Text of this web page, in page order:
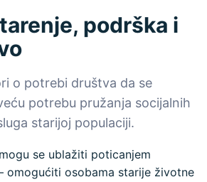
podrška i
o potrebi društva da se
potrebu pružanja socijalnih
starijoj populaciji.
se ublažiti poticanjem
omogućiti osobama starije životne